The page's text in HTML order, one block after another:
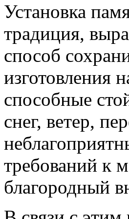
Установка
традиция,
способ
изготовления
способные
снег, ветер,
требований к
благородный